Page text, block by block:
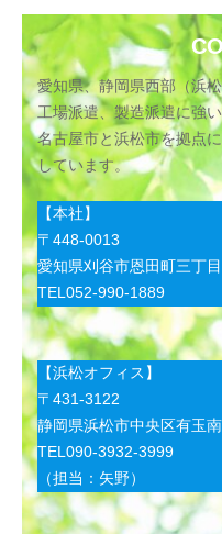
愛知県、静岡県西部（浜
工場派遣、製造派遣に強
名古屋市と浜松市を拠点
しています。
【本社】
〒448-0013
愛知県刈谷市恩田町三丁
TEL052-990-1889
【浜松オフィス】
〒431-3122
静岡県浜松市中央区有玉
TEL090-3932-3999
（担当：矢野）